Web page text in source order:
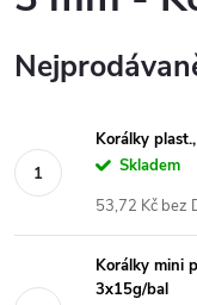
Korálky
Skladem
53,72 Kč bez
Korálky mini
3x15g/bal